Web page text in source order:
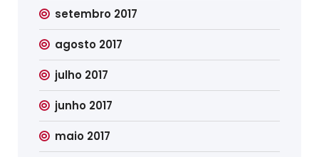
setembro 2017
agosto 2017
julho 2017
junho 2017
maio 2017